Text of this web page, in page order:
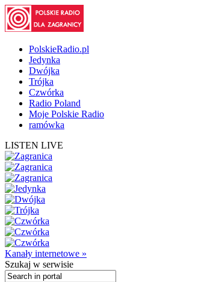
PolskieRadio.pl
Jedynka
Dwójka
Trójka
Czwórka
Radio Poland
Moje Polskie Radio
ramówka
LISTEN LIVE
Kanały internetowe »
Szukaj w serwisie